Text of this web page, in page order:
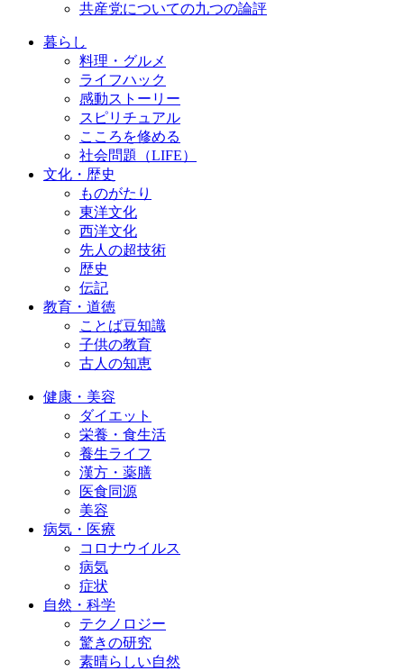
共産党についての九つの論評
暮らし
料理・グルメ
ライフハック
感動ストーリー
スピリチュアル
こころを修める
社会問題（LIFE）
文化・歴史
ものがたり
東洋文化
西洋文化
先人の超技術
歴史
伝記
教育・道徳
ことば豆知識
子供の教育
古人の知恵
健康・美容
ダイエット
栄養・食生活
養生ライフ
漢方・薬膳
医食同源
美容
病気・医療
コロナウイルス
病気
症状
自然・科学
テクノロジー
驚きの研究
素晴らしい自然